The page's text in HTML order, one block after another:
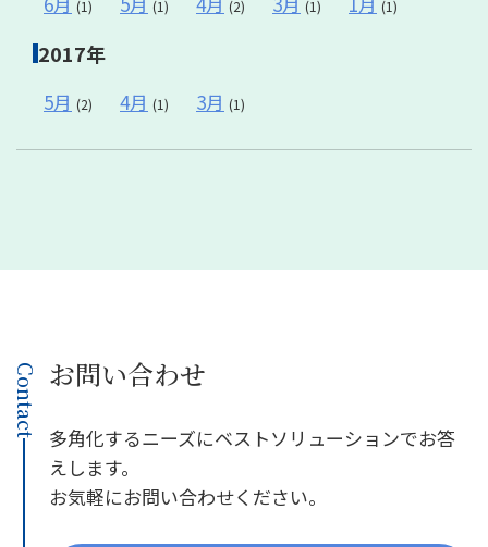
(1) (1) (2) (1) (1)
2017年
5月 (2) 4月 (1) 3月 (1)
お問い合わせ
Contact
多角化するニーズにベストソリューションでお答
えします。
お気軽にお問い合わせください。